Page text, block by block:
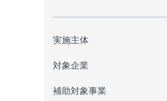
実施主体
対象企業
補助対象事業